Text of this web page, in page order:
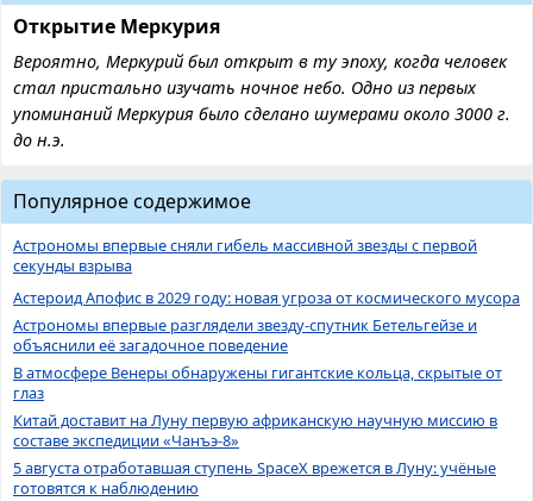
Открытие Меркурия
Вероятно, Меркурий был открыт в ту эпоху, когда человек
стал пристально изучать ночное небо. Одно из первых
упоминаний Меркурия было сделано шумерами около 3000 г.
до н.э.
Популярное содержимое
Астрономы впервые сняли гибель массивной звезды с первой
секунды взрыва
Астероид Апофис в 2029 году: новая угроза от космического мусора
Астрономы впервые разглядели звезду-спутник Бетельгейзе и
объяснили её загадочное поведение
В атмосфере Венеры обнаружены гигантские кольца, скрытые от
глаз
Китай доставит на Луну первую африканскую научную миссию в
составе экспедиции «Чанъэ-8»
5 августа отработавшая ступень SpaceX врежется в Луну: учёные
готовятся к наблюдению